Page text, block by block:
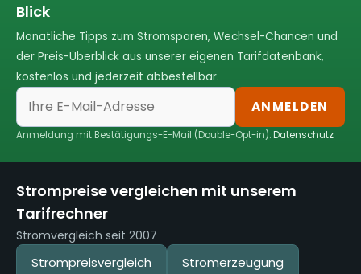
Blick
Monatliche Tipps zum Stromsparen, Wechsel-Chancen und
der Preis-Überblick aus unserer eigenen Tarifdatenbank,
kostenlos und jederzeit abbestellbar.
ANMELDEN
Anmeldung mit Bestätigungs-E-Mail (Double-Opt-in).Datenschutz
Strompreise vergleichen mit unserem
Tarifrechner
Stromvergleich seit 2007
Strompreisvergleich Stromerzeugung